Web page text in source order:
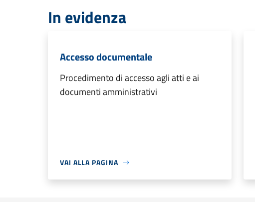
In evidenza
Accesso documentale
Procedimento di accesso agli atti e ai
documenti amministrativi
VAI ALLA PAGINA